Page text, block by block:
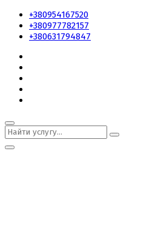
+380954167520
+380977782157
+380631794847